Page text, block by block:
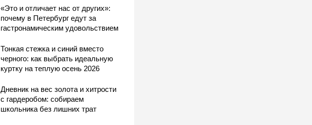
«Это и отличает нас от других»:
почему в Петербург едут за
гастронамическим удовольствием
Тонкая стежка и синий вместо
черного: как выбрать идеальную
куртку на теплую осень 2026
Дневник на вес золота и хитрости
с гардеробом: собираем
школьника без лишних трат